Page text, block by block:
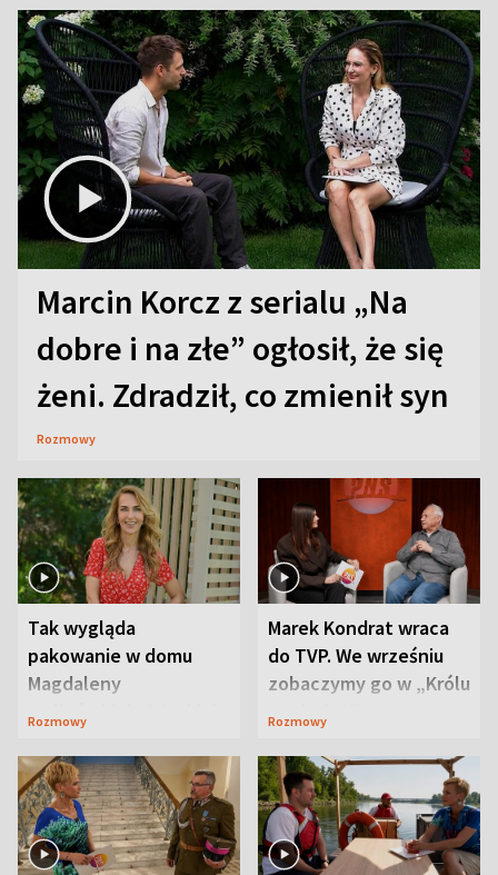
Marcin Korcz z serialu „Na
dobre i na złe” ogłosił, że się
żeni. Zdradził, co zmienił syn
Rozmowy
Tak wygląda
pakowanie w domu
Magdaleny
Waligórskiej-Lisieckiej.
Rozmowy
Marek Kondrat wraca
do TVP. We wrześniu
zobaczymy go w „Królu
Maciusiu I”
Rozmowy